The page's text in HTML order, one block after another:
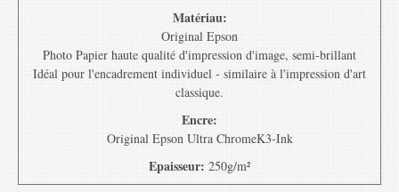
Matériau:
Original Epson
Photo Papier haute qualité d'impression d'image, semi-brillant
Idéal pour l'encadrement individuel - similaire à l'impression d'art
classique.
Encre:
Original Epson Ultra ChromeK3-Ink
Epaisseur: 250g/m²